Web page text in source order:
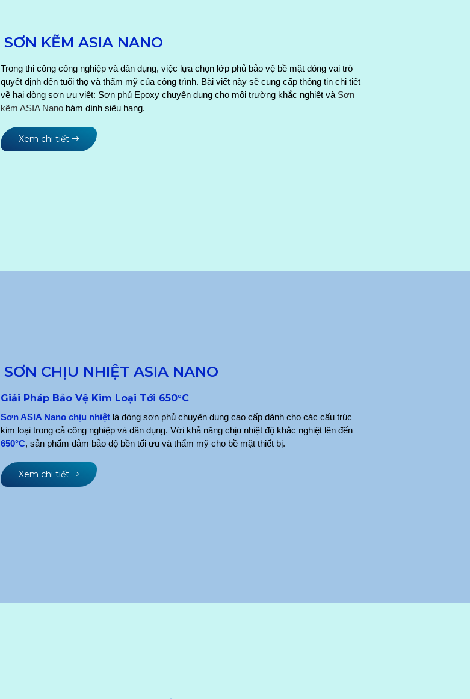
SƠN KẼM ASIA NANO
Trong thi công công nghiệp và dân dụng, việc lựa chọn lớp phủ bảo vệ bề mặt đóng vai trò
quyết định đến tuổi thọ và thẩm mỹ của công trình. Bài viết này sẽ cung cấp thông tin chi tiết
về hai dòng sơn ưu việt: Sơn phủ Epoxy chuyên dụng cho môi trường khắc nghiệt và Sơn
kẽm ASIA Nano bám dính siêu hạng.
Xem chi tiết
SƠN CHỊU NHIỆT ASIA NANO
Giải Pháp Bảo Vệ Kim Loại Tới 650°C
Sơn ASIA Nano chịu nhiệt là dòng sơn phủ chuyên dụng cao cấp dành cho các cấu trúc
650°C, sản phẩm đảm bảo độ bền tối ưu và thẩm mỹ cho bề mặt thiết bị.
Xem chi tiết